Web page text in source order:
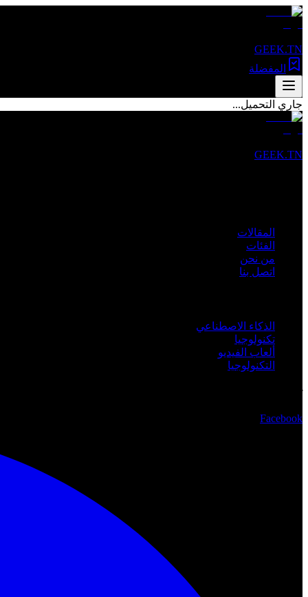
GEEK.TN
المفضلة
جاري التحميل...
GEEK.TN
المقالات
الفئات
من نحن
اتصل بنا
الذكاء الاصطناعي
تكنولوجيا
ألعاب الفيديو
التكنولوجيا
Facebook